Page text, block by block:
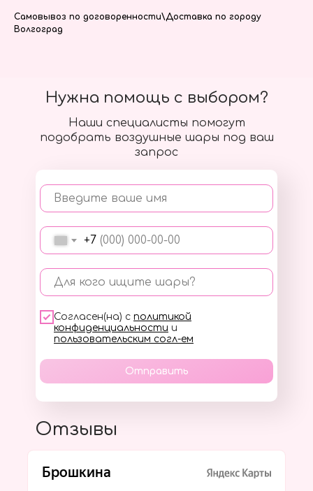
Самовывоз по договоренности\Доставка по городу
Волгоград
Наши специалисты помогут
подобрать воздушные шары под ваш
запрос
Введите ваше имя
+7
Для кого ищите шары?
Согласен(на) с политикой
конфиденциальности и
пользовательским согл-ем
Отправить
Нужна помощь с выбором?
Отзывы